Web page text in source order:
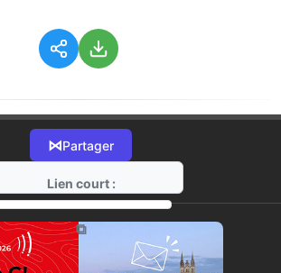
⋈Partager
Lien court :
https://radio-g.fr?1267
⧉